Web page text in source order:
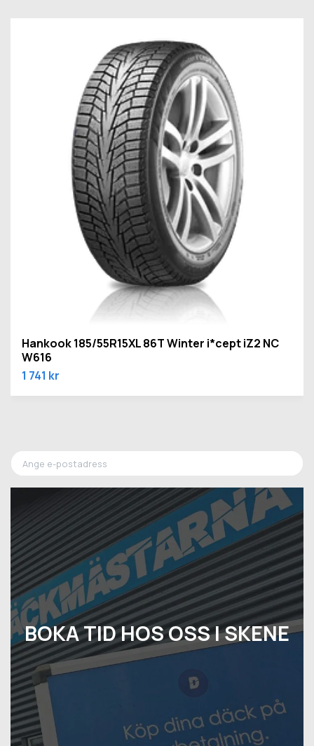
BOKA TID HOS OSS I SKENE
Hankook 185/55R15XL 86T Winter i*cept iZ2 NC
W616
1 741 kr